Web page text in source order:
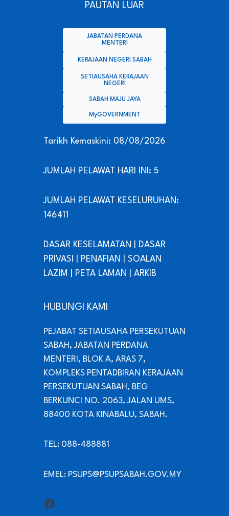
PAUTAN LUAR
JABATAN PERDANA
MENTERI
KERAJAAN NEGERI SABAH
SETIAUSAHA KERAJAAN
NEGERI
SABAH MAJU JAYA
MyGOVERNMENT
Tarikh Kemaskini: 08/08/2026
JUMLAH PELAWAT HARI INI: 5
JUMLAH PELAWAT KESELURUHAN:
146411
DASAR KESELAMATAN
DASAR
PRIVASI
PENAFIAN
SOALAN
LAZIM
PETA LAMAN ARKIB
HUBUNGI KAMI
PEJABAT SETIAUSAHA PERSEKUTUAN
SABAH, JABATAN PERDANA
MENTERI, BLOK A, ARAS 7,
KOMPLEKS PENTADBIRAN KERAJAAN
PERSEKUTUAN SABAH, BEG
BERKUNCI NO. 2063, JALAN UMS,
88400 KOTA KINABALU, SABAH.
TEL: 088-488881
EMEL: PSUPS@PSUPSABAH.GOV.MY
Facebook